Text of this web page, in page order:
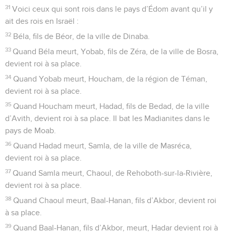
31 Voici ceux qui sont rois dans le pays d’Édom avant qu’il y
ait des rois en Israël :
32 Béla, fils de Béor, de la ville de Dinaba.
33 Quand Béla meurt, Yobab, fils de Zéra, de la ville de Bosra,
devient roi à sa place.
34 Quand Yobab meurt, Houcham, de la région de Téman,
devient roi à sa place.
35 Quand Houcham meurt, Hadad, fils de Bedad, de la ville
d’Avith, devient roi à sa place. Il bat les Madianites dans le
pays de Moab.
36 Quand Hadad meurt, Samla, de la ville de Masréca,
devient roi à sa place.
37 Quand Samla meurt, Chaoul, de Rehoboth-sur-la-Rivière,
devient roi à sa place.
38 Quand Chaoul meurt, Baal-Hanan, fils d’Akbor, devient roi
à sa place.
39 Quand Baal-Hanan, fils d’Akbor, meurt, Hadar devient roi à